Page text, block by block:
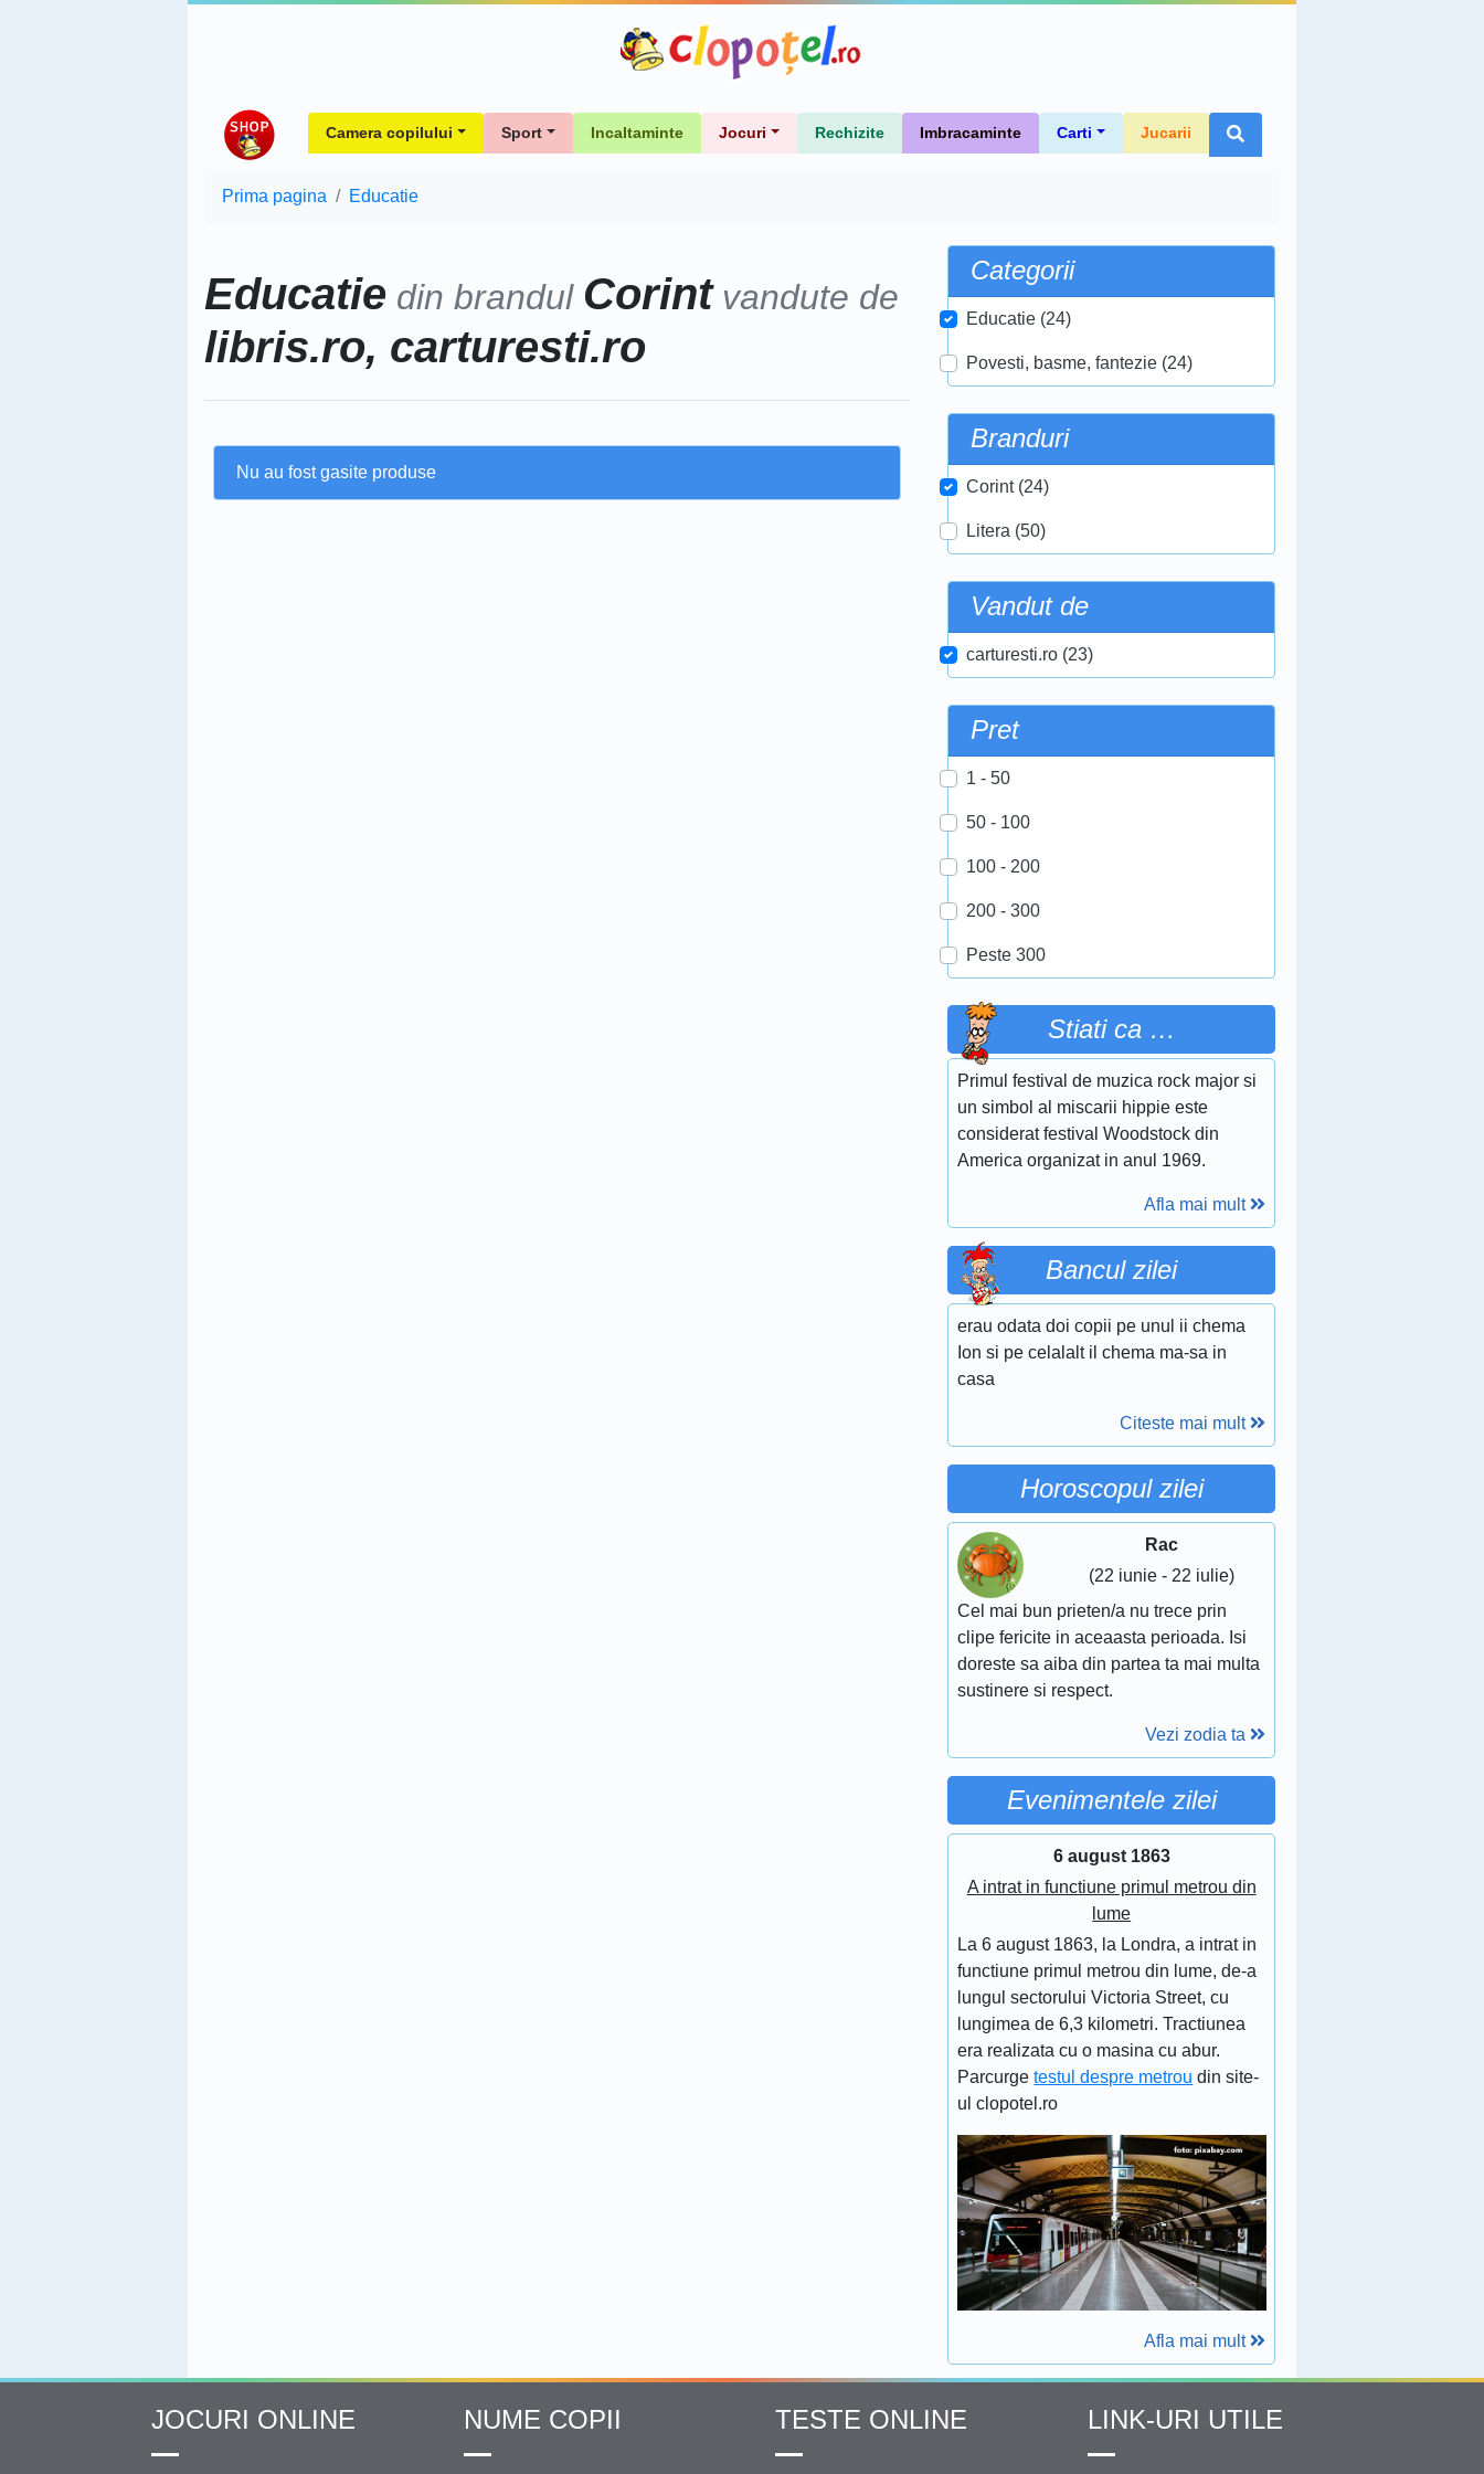
Camera copilului Sport Incaltaminte Jocuri Rechizite Imbracaminte Carti Jucarii
Prima pagina Educatie
Educatie din brandul Corintvandute de
libris.ro, carturesti.ro
Nu au fost gasite produse
Categorii
Educatie (24)
Povesti, basme, fantezie (24)
Branduri
Corint (24)
Litera (50)
Vandut de
carturesti.ro (23)
Pret
1 - 50
50 - 100
100 - 200
200 - 300
Peste 300
Stiati ca …
Primul festival de muzica rock major si
un simbol al miscarii hippie este
considerat festival Woodstock din
America organizat in anul 1969.
Afla mai mult
Bancul zilei
erau odata doi copii pe unul ii chema
Ion si pe celalalt il chema ma-sa in
casa
Citeste mai mult
Horoscopul zilei
Rac
(22 iunie - 22 iulie)
Cel mai bun prieten/a nu trece prin
clipe fericite in aceaasta perioada. Isi
doreste sa aiba din partea ta mai multa
sustinere si respect.
Vezi zodia ta
Evenimentele zilei
6 august 1863
A intrat in functiune primul metrou din
lume
La 6 august 1863, la Londra, a intrat in
functiune primul metrou din lume, de-a
lungul sectorului Victoria Street, cu
lungimea de 6,3 kilometri. Tractiunea
era realizata cu o masina cu abur.
Parcurgetestul despre metrou din site-
ul clopotel.ro
Afla mai mult
JOCURI ONLINE NUME COPII TESTE ONLINE LINK-URI UTILE